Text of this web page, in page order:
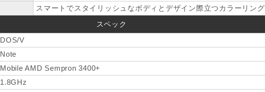
スマートでスタイリッシュなボディとデザイン際立つカラーリング
スペック
DOS/V
Note
Mobile AMD Sempron 3400+
1.8GHz